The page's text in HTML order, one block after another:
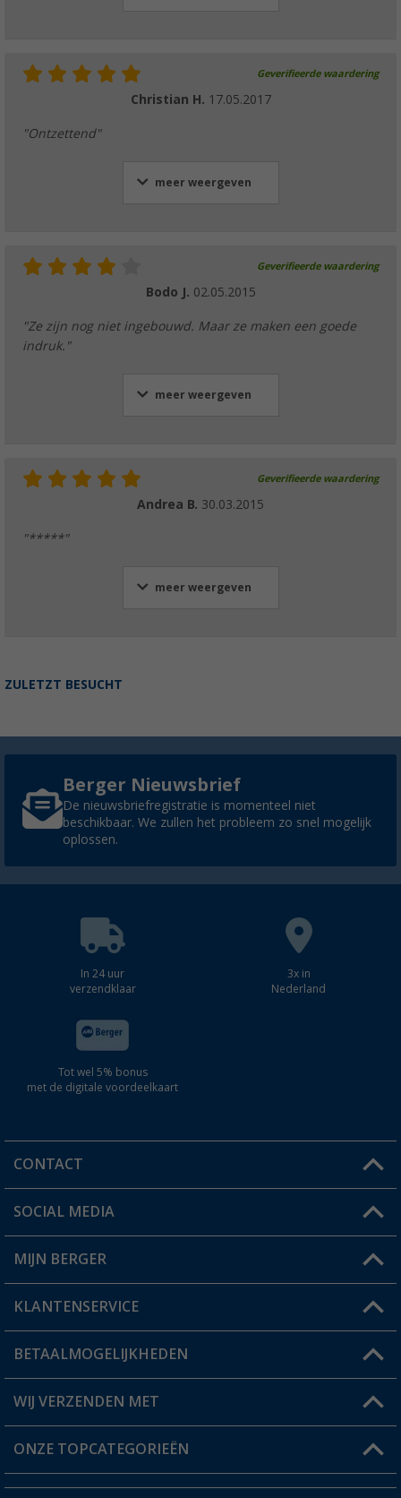
Geverifieerde waardering
Christian H. 17.05.2017
"Ontzettend"
meer weergeven
Geverifieerde waardering
Bodo J. 02.05.2015
"Ze zijn nog niet ingebouwd. Maar ze maken een goede
indruk."
meer weergeven
Geverifieerde waardering
Andrea B. 30.03.2015
"*****"
meer weergeven
ZULETZT BESUCHT
Berger Nieuwsbrief
De nieuwsbriefregistratie is momenteel niet
beschikbaar. We zullen het probleem zo snel mogelijk
oplossen.
In 24 uur
verzendklaar
3x in
Nederland
Tot wel 5% bonus
met de digitale voordeelkaart
CONTACT
Een vraag?
Winkel vinden
SOCIAL MEDIA
MIJN BERGER
Mijn account
Status bestelling
Verlanglijstje
KLANTENSERVICE
FAQ & Contact
Verzendinformatie
Catalogus
BETAALMOGELIJKHEDEN
WIJ VERZENDEN MET
ONZE TOPCATEGORIEËN